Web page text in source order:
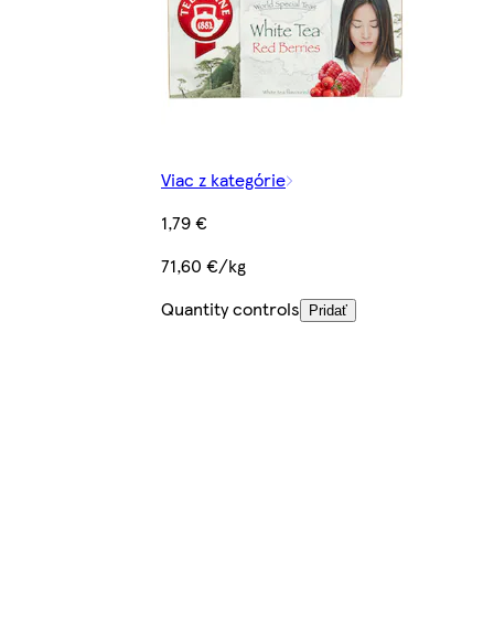
Viac z kategórie
1,79 €
71,60 €/kg
Quantity controls
Pridať